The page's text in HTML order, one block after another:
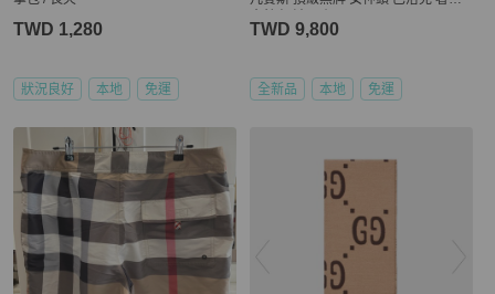
TWD 1,280
狀況良好 本地 免運
TWD 9,800
全新品 本地 免運